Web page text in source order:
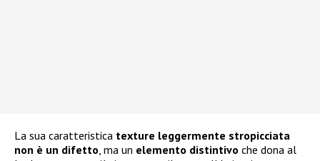
La sua caratteristica texture leggermente stropicciata
non è un difetto , ma un elemento distintivo che dona al